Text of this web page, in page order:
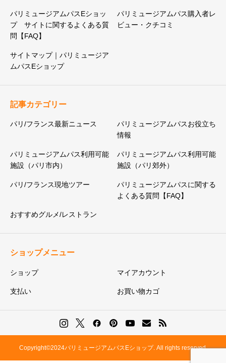
パリミュージアムパスEショッ
プ サイトに関するよくある質
問【FAQ】
パリミュージアムパス購入者レ
ビュー・クチコミ
サイトマップ｜パリミュージア
ムパスEショップ
記事カテゴリー
パリ/フランス最新ニュース
パリミュージアムパスお役立ち
情報
パリミュージアムパス利用可能
施設（パリ市内）
パリミュージアムパス利用可能
施設（パリ郊外）
パリ/フランス現地ツアー
パリミュージアムパスに関する
よくある質問【FAQ】
おすすめグルメ/レストラン
ショップメニュー
ショップ マイアカウント
支払い お買い物カゴ
Copyright©2024パリミュージアムパスEショップ. All rights reserved.